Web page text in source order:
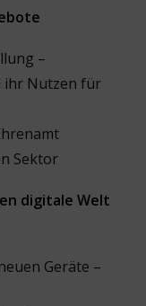
–
ihr Nutzen für
Sektor
digitale Welt
Geräte –